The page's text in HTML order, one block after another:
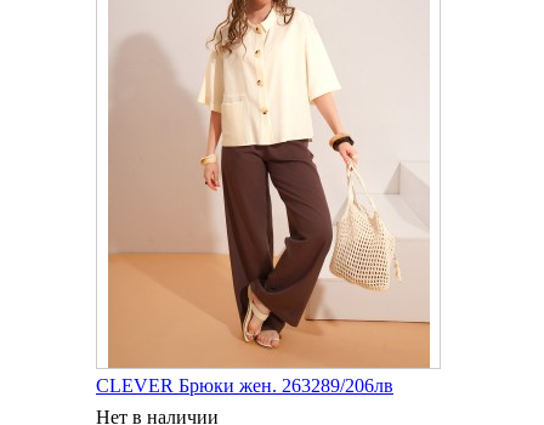
CLEVER Брюки жен. 263289/206лв
Нет в наличии